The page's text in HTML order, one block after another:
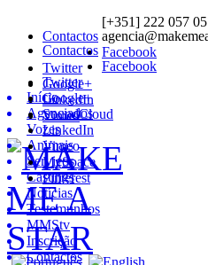
Contactos
Facebook
Twitter
Google+
SoundCloud
LinkedIn
Vimeo
MySpace
Pinterest
Contactos
[+351] 222 057
Facebook
Twitter
Google+
LinkedIn
Vimeo
Início
Agenciados
Vozes
Animais
Serviços
Castings
Notícias
Testemunhos
MMStv
Inscrição
Contactos